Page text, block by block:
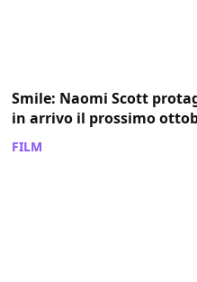
Smile: Naomi Scott
in arrivo il prossimo
FILM